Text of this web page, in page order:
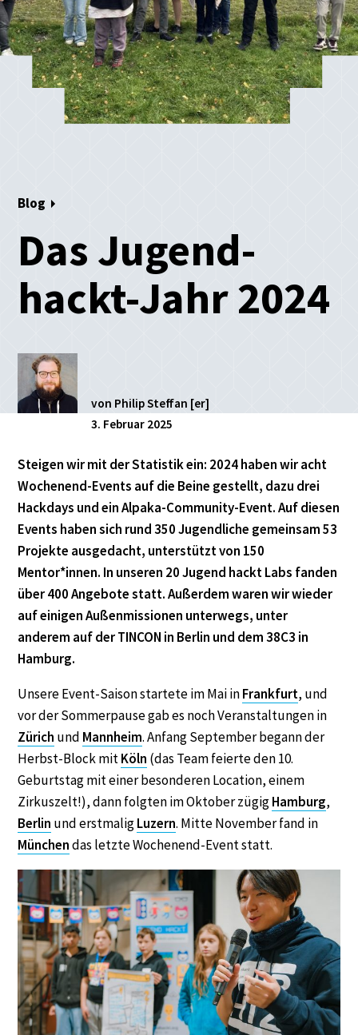
Blog
Das Jugend-
hackt-Jahr 2024
von Philip Steffan [er]
3. Februar 2025
Steigen wir mit der Statistik ein: 2024 haben wir acht
Wochenend-Events auf die Beine gestellt, dazu drei
Hackdays und ein Alpaka-Community-Event. Auf diesen
Events haben sich rund 350 Jugendliche gemeinsam 53
Projekte ausgedacht, unterstützt von 150
Mentor*innen. In unseren 20 Jugend hackt Labs fanden
über400Angebote statt. Außerdem waren wir wieder
auf einigen Außenmissionen unterwegs, unter
anderem auf der TINCON in Berlin und dem 38C3 in
Hamburg.
Unsere Event-Saison startete im Mai inFrankfurt, und
vor der Sommerpause gab es noch Veranstaltungen in
Zürich und Mannheim. Anfang September begann der
Herbst-Block mitKöln (das Team feierte den 10.
Geburtstag mit einer besonderen Location, einem
Zirkuszelt!), dann folgten im Oktober zügigHamburg,
Berlin und erstmaligLuzern. Mitte November fand in
Münchendas letzte Wochenend-Event statt.